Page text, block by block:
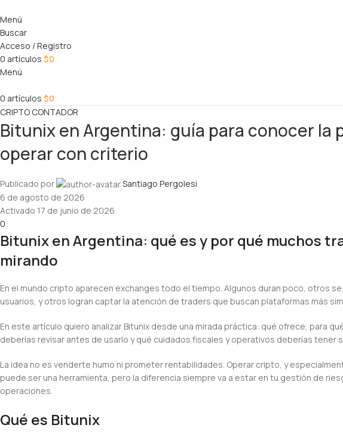
Menú
Buscar
Acceso / Registro
0 artículos $0
Menú
0 artículos $0
CRIPTO CONTADOR
Bitunix en Argentina: guía para conocer la
operar con criterio
Publicado por
Santiago Pergolesi
6 de agosto de 2026
Activado 17 de junio de 2026
0
Bitunix en Argentina: qué es y por qué muchos
mirando
En el mundo cripto aparecen exchanges todo el tiempo. Algunos duran poco, otros
usuarios, y otros logran captar la atención de traders que buscan plataformas más
En este artículo quiero analizar Bitunix desde una mirada práctica: qué ofrece, para
deberías revisar antes de usarlo y qué cuidados fiscales y operativos deberías tener
La idea no es venderte humo ni prometer rentabilidades. Operar cripto, y
puede ser una herramienta, pero la diferencia siempre va a estar en tu gestión de
operaciones.
Qué es Bitunix